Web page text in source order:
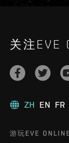
关注EVE
ZH EN FR
游玩EVE ONLINE